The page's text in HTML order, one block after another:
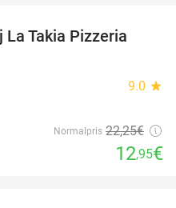
Takia Pizzeria
9.0 star
Normalpris 22,25€
12,95€